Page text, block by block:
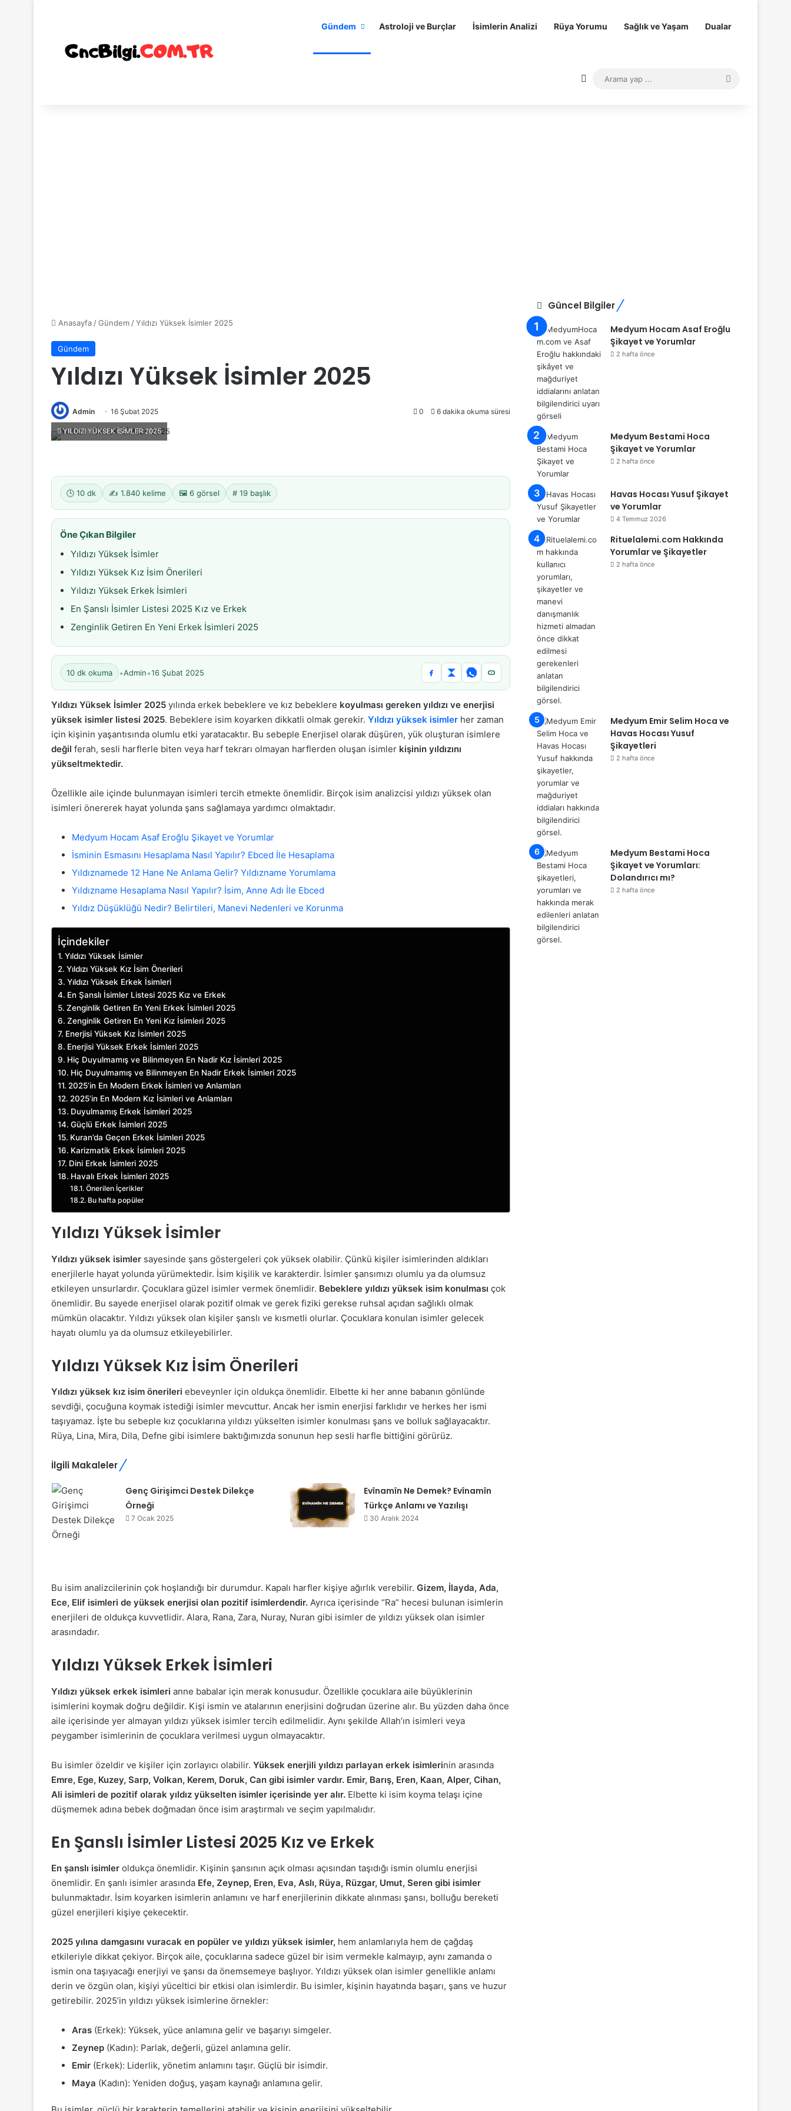
Gündem Astroloji ve Burçlar İsimlerin Analizi Rüya Yorumu Sağlık ve Yaşam Dualar
Dış görünümü değiştir
Arama
Anasayfa /Gündem /Yıldızı Yüksek İsimler 2025
Gündem
Yıldızı Yüksek İsimler 2025
Admin 16 Şubat 2025 0 6 dakika okuma süresi
YILDIZI YÜKSEK İSİMLER 2025
🕒 10 dk ✍️ 1.840 kelime 🖼️ 6 görsel # 19 başlık
Öne Çıkan Bilgiler
Yıldızı Yüksek İsimler
Yıldızı Yüksek Kız İsim Önerileri
Yıldızı Yüksek Erkek İsimleri
En Şanslı İsimler Listesi 2025 Kız ve Erkek
Zenginlik Getiren En Yeni Erkek İsimleri 2025
10 dk okuma •Admin•16 Şubat 2025
Yıldızı Yüksek İsimler 2025 yılında erkek bebeklere ve kız bebeklere koyulması gereken yıldızı ve enerjisi
yüksek isimler listesi 2025. Bebeklere isim koyarken dikkatli olmak gerekir. Yıldızı yüksek isimler her zaman
için kişinin yaşantısında olumlu etki yaratacaktır. Bu sebeple Enerjisel olarak düşüren, yük oluşturan isimlere
değil ferah, sesli harflerle biten veya harf tekrarı olmayan harflerden oluşan isimler kişinin yıldızını
yükseltmektedir.
Özellikle aile içinde bulunmayan isimleri tercih etmekte önemlidir. Birçok isim analizcisi yıldızı yüksek olan
isimleri önererek hayat yolunda şans sağlamaya yardımcı olmaktadır.
Medyum Hocam Asaf Eroğlu Şikayet ve Yorumlar
İsminin Esmasını Hesaplama Nasıl Yapılır? Ebced İle Hesaplama
Yıldıznamede 12 Hane Ne Anlama Gelir? Yıldızname Yorumlama
Yıldızname Hesaplama Nasıl Yapılır? İsim, Anne Adı İle Ebced
Yıldız Düşüklüğü Nedir? Belirtileri, Manevi Nedenleri ve Korunma
İçindekiler
Yıldızı Yüksek İsimler
Yıldızı Yüksek Kız İsim Önerileri
Yıldızı Yüksek Erkek İsimleri
En Şanslı İsimler Listesi 2025 Kız ve Erkek
Zenginlik Getiren En Yeni Erkek İsimleri 2025
Zenginlik Getiren En Yeni Kız İsimleri 2025
Enerjisi Yüksek Kız İsimleri 2025
Enerjisi Yüksek Erkek İsimleri 2025
Hiç Duyulmamış ve Bilinmeyen En Nadir Kız İsimleri 2025
Hiç Duyulmamış ve Bilinmeyen En Nadir Erkek İsimleri 2025
2025’in En Modern Erkek İsimleri ve Anlamları
2025’in En Modern Kız İsimleri ve Anlamları
Duyulmamış Erkek İsimleri 2025
Güçlü Erkek İsimleri 2025
Kuran’da Geçen Erkek İsimleri 2025
Karizmatik Erkek İsimleri 2025
Dini Erkek İsimleri 2025
Havalı Erkek İsimleri 2025
Önerilen İçerikler
Bu hafta popüler
Yıldızı Yüksek İsimler
Yıldızı yüksek isimler sayesinde şans göstergeleri çok yüksek olabilir. Çünkü kişiler isimlerinden aldıkları
enerjilerle hayat yolunda yürümektedir. İsim kişilik ve karakterdir. İsimler şansımızı olumlu ya da olumsuz
etkileyen unsurlardır. Çocuklara güzel isimler vermek önemlidir. Bebeklere yıldızı yüksek isim konulması çok
önemlidir. Bu sayede enerjisel olarak pozitif olmak ve gerek fiziki gerekse ruhsal açıdan sağlıklı olmak
mümkün olacaktır. Yıldızı yüksek olan kişiler şanslı ve kısmetli olurlar. Çocuklara konulan isimler gelecek
hayatı olumlu ya da olumsuz etkileyebilirler.
Yıldızı Yüksek Kız İsim Önerileri
Yıldızı yüksek kız isim önerileri ebeveynler için oldukça önemlidir. Elbette ki her anne babanın gönlünde
sevdiği, çocuğuna koymak istediği isimler mevcuttur. Ancak her ismin enerjisi farklıdır ve herkes her ismi
taşıyamaz. İşte bu sebeple kız çocuklarına yıldızı yükselten isimler konulması şans ve bolluk sağlayacaktır.
Rüya, Lina, Mira, Dila, Defne gibi isimlere baktığımızda sonunun hep sesli harfle bittiğini görürüz.
İlgili Makaleler
Genç Girişimci Destek Dilekçe
Örneği
7 Ocak 2025
Evînamîn Ne Demek? Evînamîn
Türkçe Anlamı ve Yazılışı
30 Aralık 2024
Bu isim analizcilerinin çok hoşlandığı bir durumdur. Kapalı harfler kişiye ağırlık verebilir. Gizem, İlayda, Ada,
Ece, Elif isimleri de yüksek enerjisi olan pozitif isimlerdendir. Ayrıca içerisinde “Ra” hecesi bulunan isimlerin
enerjileri de oldukça kuvvetlidir. Alara, Rana, Zara, Nuray, Nuran gibi isimler de yıldızı yüksek olan isimler
arasındadır.
Yıldızı Yüksek Erkek İsimleri
Yıldızı yüksek erkek isimleri anne babalar için merak konusudur. Özellikle çocuklara aile büyüklerinin
isimlerini koymak doğru değildir. Kişi ismin ve atalarının enerjisini doğrudan üzerine alır. Bu yüzden daha önce
aile içerisinde yer almayan yıldızı yüksek isimler tercih edilmelidir. Aynı şekilde Allah’ın isimleri veya
peygamber isimlerinin de çocuklara verilmesi uygun olmayacaktır.
Bu isimler özeldir ve kişiler için zorlayıcı olabilir. Yüksek enerjili yıldızı parlayan erkek isimlerinin arasında
Emre, Ege, Kuzey, Sarp, Volkan, Kerem, Doruk, Can gibi isimler vardır. Emir, Barış, Eren, Kaan, Alper, Cihan,
Ali isimleri de pozitif olarak yıldız yükselten isimler içerisinde yer alır. Elbette ki isim koyma telaşı içine
düşmemek adına bebek doğmadan önce isim araştırmalı ve seçim yapılmalıdır.
En Şanslı İsimler Listesi 2025 Kız ve Erkek
En şanslı isimler oldukça önemlidir. Kişinin şansının açık olması açısından taşıdığı ismin olumlu enerjisi
önemlidir. En şanlı isimler arasında Efe, Zeynep, Eren, Eva, Aslı, Rüya, Rüzgar, Umut, Seren gibi isimler
bulunmaktadır. İsim koyarken isimlerin anlamını ve harf enerjilerinin dikkate alınması şansı, bolluğu bereketi
güzel enerjileri kişiye çekecektir.
2025 yılına damgasını vuracak en popüler ve yıldızı yüksek isimler, hem anlamlarıyla hem de çağdaş
etkileriyle dikkat çekiyor. Birçok aile, çocuklarına sadece güzel bir isim vermekle kalmayıp, aynı zamanda o
ismin ona taşıyacağı enerjiyi ve şansı da önemsemeye başlıyor. Yıldızı yüksek olan isimler genellikle anlamı
derin ve özgün olan, kişiyi yüceltici bir etkisi olan isimlerdir. Bu isimler, kişinin hayatında başarı, şans ve huzur
getirebilir. 2025’in yıldızı yüksek isimlerine örnekler:
Aras (Erkek): Yüksek, yüce anlamına gelir ve başarıyı simgeler.
Zeynep (Kadın): Parlak, değerli, güzel anlamına gelir.
Emir (Erkek): Liderlik, yönetim anlamını taşır. Güçlü bir isimdir.
Maya (Kadın): Yeniden doğuş, yaşam kaynağı anlamına gelir.
Güncel Bilgiler
Medyum Hocam Asaf Eroğlu
Şikayet ve Yorumlar
2 hafta önce
Medyum Bestami Hoca
Şikayet ve Yorumlar
2 hafta önce
Havas Hocası Yusuf Şikayet
ve Yorumlar
4 Temmuz 2026
Rituelalemi.com Hakkında
Yorumlar ve Şikayetler
2 hafta önce
Medyum Emir Selim Hoca ve
Havas Hocası Yusuf
Şikayetleri
2 hafta önce
Medyum Bestami Hoca
Şikayet ve Yorumları:
Dolandırıcı mı?
2 hafta önce